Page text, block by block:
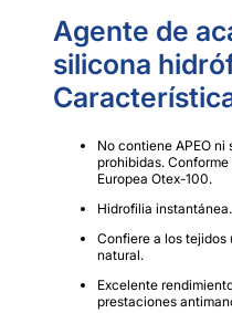
Agente de
silicona
No contiene APEO
prohibidas.
Europea Otex-100.
Hidrofilia instantánea.
Confiere a los
natural.
Excelente
prestaciones